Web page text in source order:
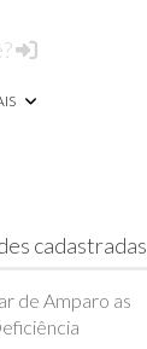
cadastradas
de Amparo as